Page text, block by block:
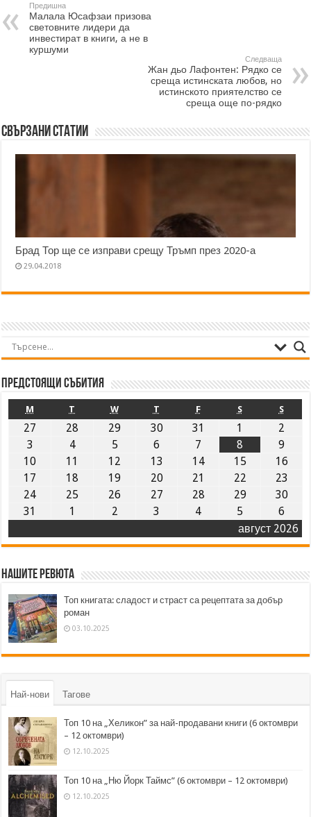
Предишна
Малала Юсафзаи призова
световните лидери да
инвестират в книги, а не в
куршуми
Следваща
Жан дьо Лафонтен: Рядко се
среща истинската любов, но
истинското приятелство се
среща още по-рядко
Свързани статии
Брад Тор ще се изправи срещу Тръмп през 2020-а
29.04.2018
Предстоящи събития
август 2026
M T W T F S S
27 28 29 30 31 1
2
3
4 5 6 7 8
9
10
11 12 13 14 15
16
17
18 19 20 21 22
23
24
25 26 27 28 29
30
31
1 2 3 4 5 6
Нашите ревюта
Топ книгата: сладост и страст са рецептата за добър
роман
03.10.2025
Най-нови Тагове
Топ 10 на „Хеликон” за най-продавани книги (6 октомври
– 12 октомври)
12.10.2025
Топ 10 на „Ню Йорк Таймс” (6 октомври – 12 октомври)
12.10.2025